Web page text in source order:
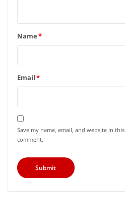
Name*
Email*
Save my name, email, and website in
comment.